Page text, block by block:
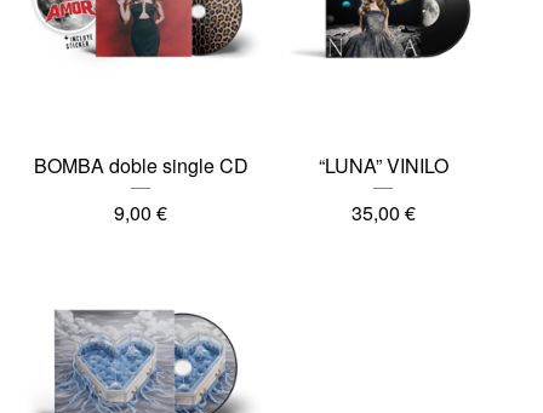
BOMBA doble single CD
9,00 €
“LUNA” VINILO
35,00 €